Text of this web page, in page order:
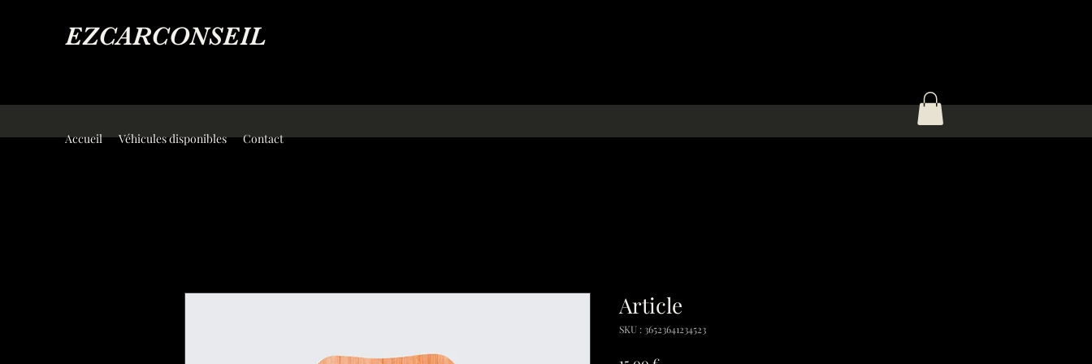
EZCARCONSEIL
Accueil Véhicules disponibles Contact
Article
SKU : 36523641234523